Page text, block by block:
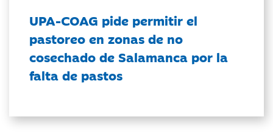
UPA-COAG pide permitir el
pastoreo en zonas de no
cosechado de Salamanca por la
falta de pastos